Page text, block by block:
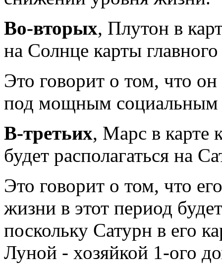
Во-вторых, Плутон в
на Солнце карты
Это говорит о том, что он
под мощным социальным
В-третьих, Марс в карте
будет располагаться на
Это говорит о том, что
жизни в этот период
поскольку Сатурн в его
Луной - хозяйкой 1-ого